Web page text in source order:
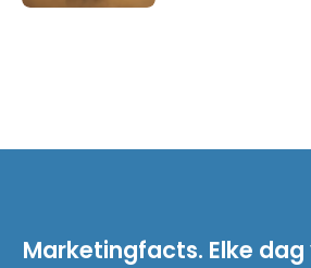
Marketingfacts. Elke dag